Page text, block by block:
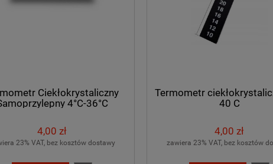
z Adapterem ALU Quick
Connect 7,5m
Butla CO2 pełna 8l (6kg)
i Przewód 2,5m z Adapterem
Ciekłokrystaliczny
4°C-36°C
4,00 zł
23% VAT, bez kosztów dostawy
Termometr
40 C
4,00 zł
zawiera 23% VAT, bez kosztów